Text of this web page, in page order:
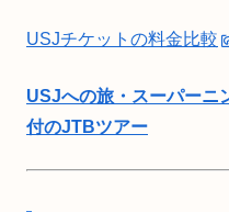
USJチケットの料金比較
USJへの旅・スーパーニ
付のJTBツアー